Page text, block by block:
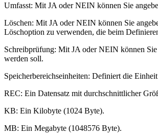
Umfasst: Mit JA oder NEIN können Sie
Löschen: Mit JA oder NEIN können Sie
Löschoption zu verwenden, die beim
Schreibprüfung: Mit JA oder NEIN können Sie
werden soll.
Speicherbereichseinheiten: Definiert die
REC: Ein Datensatz mit durchschnittlicher
KB: Ein Kilobyte (1024 Byte).
MB: Ein Megabyte (1048576 Byte).